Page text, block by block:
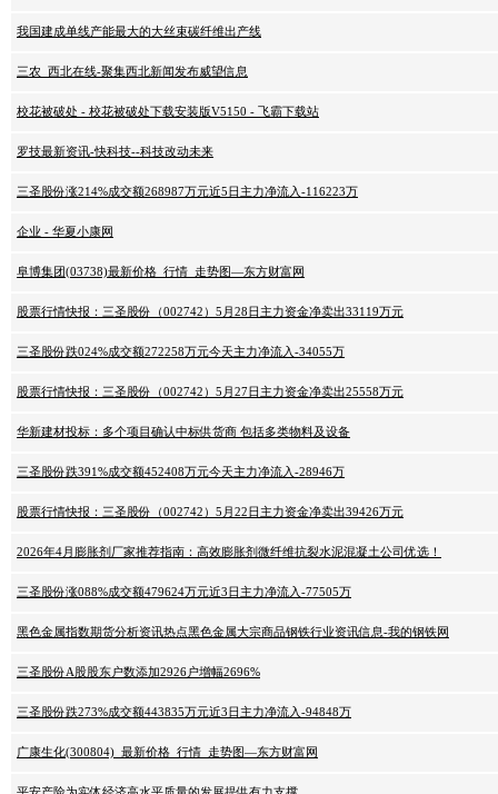
我国建成单线产能最大的大丝束碳纤维出产线
三农_西北在线-聚集西北新闻发布威望信息
校花被破处 - 校花被破处下载安装版V5150 - 飞霸下载站
罗技最新资讯-快科技--科技改动未来
三圣股份涨214%成交额268987万元近5日主力净流入-116223万
企业 - 华夏小康网
阜博集团(03738)最新价格_行情_走势图—东方财富网
股票行情快报：三圣股份（002742）5月28日主力资金净卖出33119万元
三圣股份跌024%成交额272258万元今天主力净流入-34055万
股票行情快报：三圣股份（002742）5月27日主力资金净卖出25558万元
华新建材投标：多个项目确认中标供货商 包括多类物料及设备
三圣股份跌391%成交额452408万元今天主力净流入-28946万
股票行情快报：三圣股份（002742）5月22日主力资金净卖出39426万元
2026年4月膨胀剂厂家推荐指南：高效膨胀剂微纤维抗裂水泥混凝土公司优选！
三圣股份涨088%成交额479624万元近3日主力净流入-77505万
黑色金属指数期货分析资讯热点黑色金属大宗商品钢铁行业资讯信息-我的钢铁网
三圣股份A股股东户数添加2926户增幅2696%
三圣股份跌273%成交额443835万元近3日主力净流入-94848万
广康生化(300804)_最新价格_行情_走势图—东方财富网